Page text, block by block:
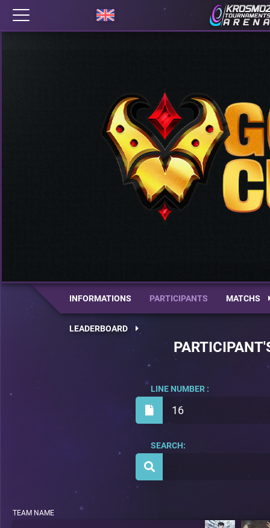
INFORMATIONS PARTICIPANTS MATCHS
LEADERBOARD
16
LINE NUMBER :
SEARCH:
TEAM NAME